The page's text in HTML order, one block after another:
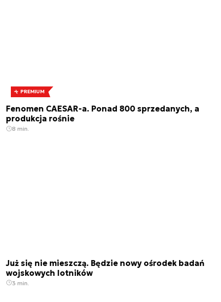
PREMIUM
Fenomen CAESAR-a. Ponad 800 sprzedanych, a
produkcja rośnie
8 min.
Już się nie mieszczą. Będzie nowy ośrodek badań
wojskowych lotników
3 min.